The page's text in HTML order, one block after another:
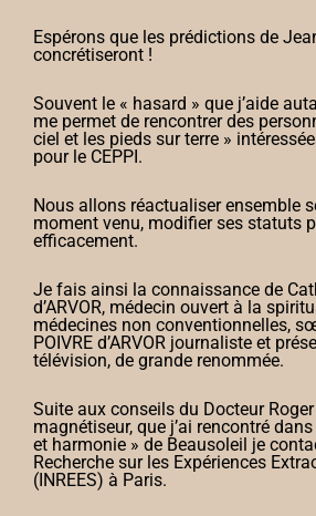
Espérons que les prédictions de
concrétiseront !
Souvent le « hasard » que j’aide
me permet de rencontrer des
ciel et les pieds sur terre »
pour le CEPPI.
Nous allons réactualiser ensemble
moment venu, modifier ses statuts
efficacement.
Je fais ainsi la connaissance de
d’ARVOR, médecin ouvert à la
médecines non conventionnelles,
POIVRE d’ARVOR journaliste et
télévision, de grande renommée.
Suite aux conseils du Docteur Roger
magnétiseur, que j’ai rencontré
et harmonie » de Beausoleil je
Recherche sur les Expériences
(INREES) à Paris.